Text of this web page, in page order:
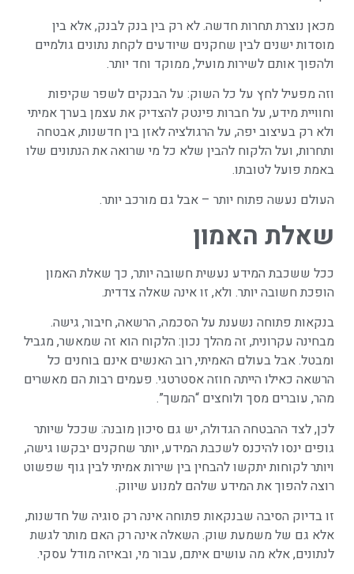
מכאן נוצרת תחרות חדשה. לא רק בין בנק לבנק, אלא בין
מוסדות ישנים לבין שחקנים שיודעים לקחת נתונים גולמיים
ולהפוך אותם לשירות מועיל, ממוקד וחד יותר.
וזה מפעיל לחץ על כל השוק: על הבנקים לשפר שקיפות
וחוויית מידע, על חברות פינטק להצדיק את עצמן בערך אמיתי
ולא רק בעיצוב יפה, על הרגולציה לאזן בין חדשנות, אבטחה
ותחרות, ועל הלקוח להבין שלא כל מי שרואה את הנתונים שלו
באמת פועל לטובתו.
העולם נעשה פתוח יותר – אבל גם מורכב יותר.
שאלת האמון
ככל ששכבת המידע נעשית חשובה יותר, כך שאלת האמון
הופכת חשובה יותר. ולא, זו אינה שאלה צדדית.
בנקאות פתוחה נשענת על הסכמה, הרשאה, חיבור, גישה.
מבחינה עקרונית, זה מהלך נכון: הלקוח הוא זה שמאשר, מגביל
ומבטל. אבל בעולם האמיתי, רוב האנשים אינם בוחנים כל
הרשאה כאילו הייתה חוזה אסטרטגי. פעמים רבות הם מאשרים
מהר, עוברים מסך ולוחצים “המשך”.
לכן, לצד ההבטחה הגדולה, יש גם סיכון מובנה: שככל שיותר
גופים ינסו להיכנס לשכבת המידע, יותר שחקנים יבקשו גישה,
ויותר לקוחות יתקשו להבחין בין שירות אמיתי לבין גוף שפשוט
רוצה להפוך את המידע שלהם למנוע שיווק.
זו בדיוק הסיבה שבנקאות פתוחה אינה רק סוגיה של חדשנות,
אלא גם של משמעת שוק. השאלה אינה רק האם מותר לגשת
לנתונים, אלא מה עושים איתם, עבור מי, ובאיזה מודל עסקי.